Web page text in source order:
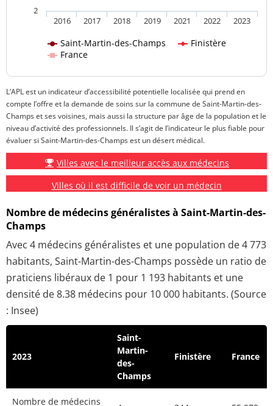
Saint-Martin-des-Champs
Finistère
France
2016 2017 2018 2019 2021 2022 2023
2
L’APL est un indicateur d’accessibilité potentielle localisée qui prend en
compte l’offre et la demande de soins sur la commune de Saint-Martin-des-
Champs et ses voisines, mais aussi la structure par âge de la population et le
niveau d’activité des professionnels. Il s’agit de l’indicateur le plus fiable pour
évaluer si Saint-Martin-des-Champs est un désert médical.
Villes avec le meilleur accès aux médecins
Villes où il est difficile de voir un médecin
Nombre de médecins généralistes à Saint-Martin-des-
Champs
Avec 4 médecins généralistes et une population de 4 773
habitants, Saint-Martin-des-Champs possède un ratio de
praticiens libéraux de 1 pour 1 193 habitants et une
densité de 8.38 médecins pour 10 000 habitants. (Source
: Insee)
2023
Saint-
Martin-
des-
Champs
Finistère France
Nombre de médecins